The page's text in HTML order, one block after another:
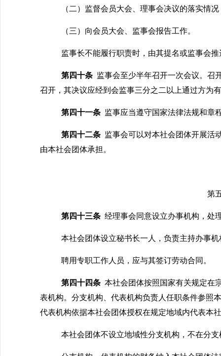
（二）监督会员大会、理事会决议的落实情况
（三）向会员大会、监事会报告工作。
监事长不能履行职责时，由其提名或监事会
第四十条 监事会至少半年召开一次会议。召
召开，其决议应经到会监事三分之二以上通过方为
第四十一条 监事应当遵守国家法律法规和章
第四十二条 监事会可以对本社会团体开展活
由本社会团体承担。
第
第四十三条 经理事会同意设立办事机构，处
本社会团体设立秘书长一人，负责主持办事
聘用专职工作人员，应与其签订劳动合同。
第四十四条 本社会团体按照国家有关规定在
表机构。分支机构、代表机构负责人任职条件参照
代表机构依据本社会团体授权在规定地域内代表本
本社会团体不设立地域性分支机构，不在分